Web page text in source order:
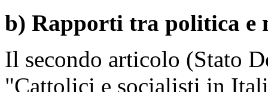
b) Rapporti tra politica e
Il secondo articolo (Stato
"Cattolici e socialisti in